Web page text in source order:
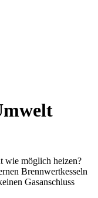
wie möglich heizen?
Brennwertkesseln
Gasanschluss